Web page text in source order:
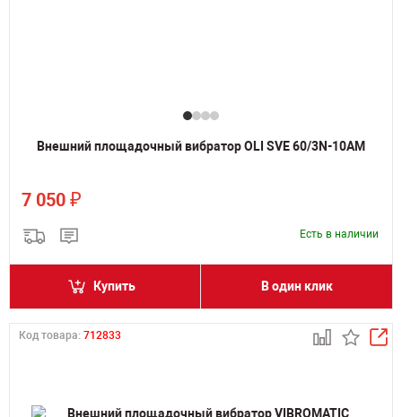
Внешний площадочный вибратор OLI SVE 60/3N-10AM
7 050 ₽
Есть в наличии
Купить В один клик
Код товара: 712833